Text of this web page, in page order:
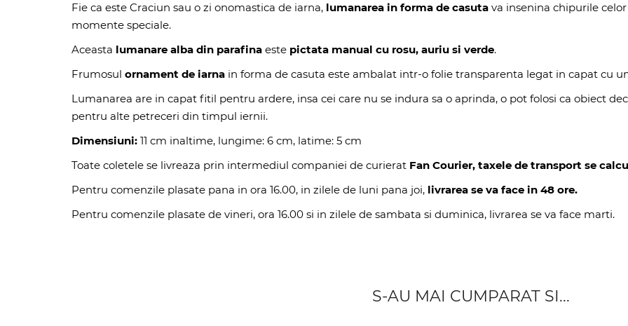
Fie ca este Craciun sau o zi onomastica de iarna, lumanarea in forma de casuta va insenina chipurile
momente speciale.
Aceasta lumanare alba din parafina este pictata manual cu rosu, auriu si verde.
Frumosul ornament de iarna in forma de casuta este ambalat intr-o folie transparenta legat in capat cu
Lumanarea are in capat fitil pentru ardere, insa cei care nu se indura sa o aprinda, o pot folosi ca obiect
pentru alte petreceri din timpul iernii.
Dimensiuni: 11 cm inaltime, lungime: 6 cm, latime: 5 cm
Toate coletele se livreaza prin intermediul companiei de curierat Fan Courier, taxele de transport se
Pentru comenzile plasate pana in ora 16.00, in zilele de luni pana joi, livrarea se va face in 48 ore.
Pentru comenzile plasate de vineri, ora 16.00 si in zilele de sambata si duminica, livrarea se va face marti.
S-AU MAI CUMPARAT SI...